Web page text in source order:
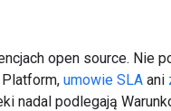
open source. Nie
, umowie SLA ani
nadal podlegają